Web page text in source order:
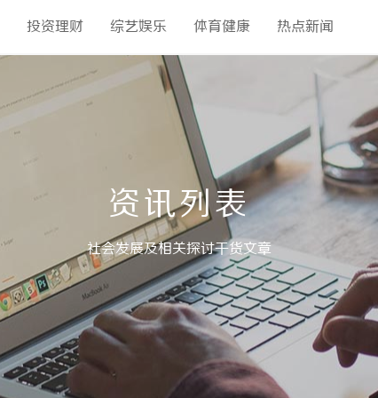
投资理财 综艺娱乐 体育健康 热点新闻
资讯列表
社会发展及相关探讨干货文章